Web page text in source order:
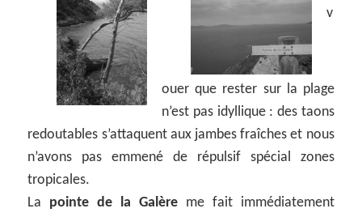
v
ouer que rester sur la plage
n’est pas idyllique : des taons
redoutables s’attaquent aux jambes fraîches et nous
n’avons pas emmené de répulsif spécial zones
tropicales.
La pointe de la Galèreme fait immédiatement